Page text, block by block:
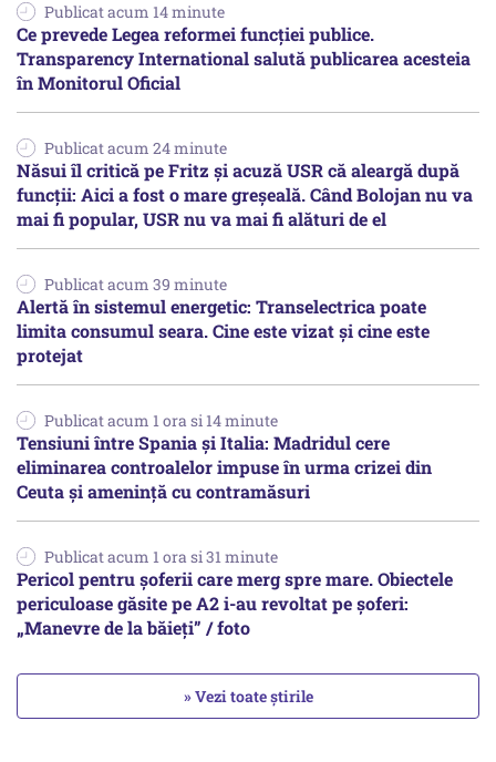
Publicat acum 14 minute
Ce prevede Legea reformei funcției publice.
Transparency International salută publicarea acesteia
în Monitorul Oficial
Publicat acum 24 minute
Năsui îl critică pe Fritz și acuză USR că aleargă după
funcții: Aici a fost o mare greșeală. Când Bolojan nu va
mai fi popular, USR nu va mai fi alături de el
Publicat acum 39 minute
Alertă în sistemul energetic: Transelectrica poate
limita consumul seara. Cine este vizat și cine este
protejat
Publicat acum 1 ora si 14 minute
Tensiuni între Spania și Italia: Madridul cere
eliminarea controalelor impuse în urma crizei din
Ceuta și amenință cu contramăsuri
Publicat acum 1 ora si 31 minute
Pericol pentru șoferii care merg spre mare. Obiectele
periculoase găsite pe A2 i-au revoltat pe șoferi:
„Manevre de la băieți” / foto
» Vezi toate știrile